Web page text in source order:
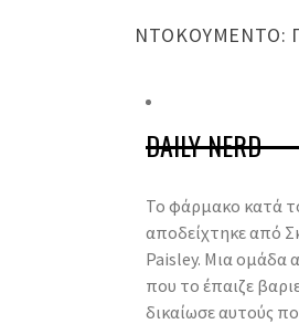
ΝΤΟΚΟΥΜΈΝΤΟ:
DAILY NERD
Το φάρμακο κατά
αποδείχτηκε από
Paisley. Mια ομάδα
που το έπαιζε
δικαίωσε αυτούς